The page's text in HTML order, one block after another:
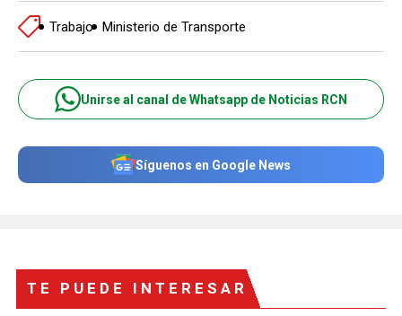
Trabajo Ministerio de Transporte
Unirse al canal de Whatsapp de Noticias RCN
Síguenos en Google News
TE PUEDE INTERESAR